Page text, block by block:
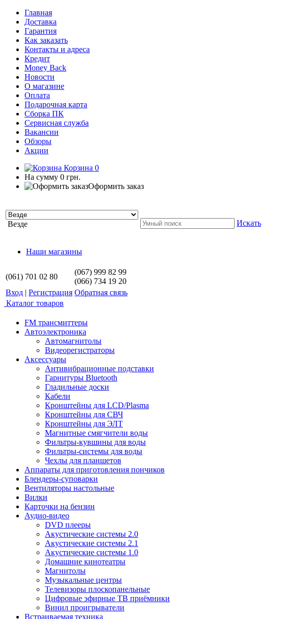
Главная
Доставка
Гарантия
Как заказать
Контакты и адреса
Кредит
Money Back
Новости
О магазине
Оплата
Подарочная карта
Сборка ПК
Сервисная служба
Вакансии
Обзоры
Акции
Корзина 0
На сумму 0 грн.
Оформить заказ
Везде Искать
Наши магазины
(061) 701 02 80
(067) 999 82 99
(066) 734 19 20
Вход | Регистрация Обратная связь
Каталог товаров
FM трансмиттеры
Автоэлектроника
Автомагнитолы
Видеорегистраторы
Аксессуары
Антивибрационные подставки
Гарнитуры Bluetooth
Гладильные доски
Кабели
Кронштейны для LCD/Plasma
Кронштейны для СВЧ
Кронштейны для ЭЛТ
Магнитные смягчители воды
Фильтры-кувшины для воды
Фильтры-системы для воды
Чехлы для планшетов
Аппараты для приготовления пончиков
Блендеры-суповарки
Вентиляторы настольные
Вилки
Карточки на бензин
Аудио-видео
DVD плееры
Акустические системы 2.0
Акустические системы 2.1
Акустические системы 1.0
Домашние кинотеатры
Магнитолы
Музыкальные центры
Телевизоры плоскопанельные
Цифровые эфирные ТВ приёмники
Винил проигрыватели
Встраиваемая техника